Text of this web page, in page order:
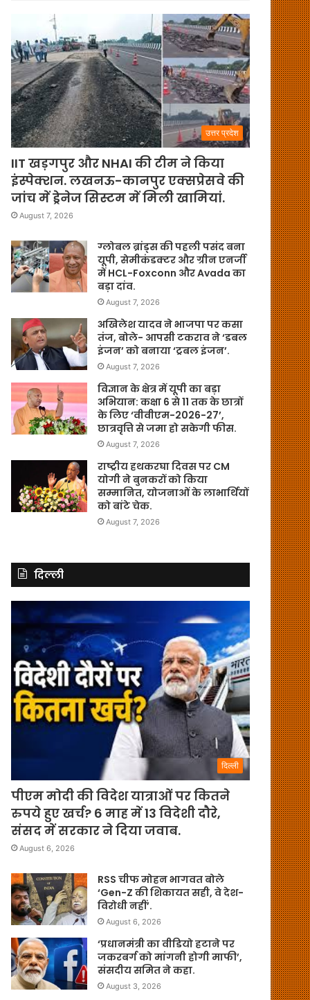
उत्तर प्रदेश
IIT खड़गपुर और NHAI की टीम ने किया
इंस्पेक्शन. लखनऊ-कानपुर एक्सप्रेसवे की
जांच में ड्रेनेज सिस्टम में मिली खामियां.
August 7, 2026
ग्लोबल ब्रांड्स की पहली पसंद बना
यूपी, सेमीकंडक्टर और ग्रीन एनर्जी
में HCL-Foxconn और Avada का
बड़ा दांव.
August 7, 2026
अखिलेश यादव ने भाजपा पर कसा
तंज, बोले- आपसी टकराव ने ‘डबल
इंजन’ को बनाया ‘ट्रबल इंजन’.
August 7, 2026
विज्ञान के क्षेत्र में यूपी का बड़ा
अभियान: कक्षा 6 से 11 तक के छात्रों
के लिए ‘वीवीएम-2026-27’,
छात्रवृत्ति से जमा हो सकेगी फीस.
August 7, 2026
राष्ट्रीय हथकरघा दिवस पर CM
योगी ने बुनकरों को किया
सम्मानित, योजनाओं के लाभार्थियों
को बांटे चेक.
August 7, 2026
दिल्ली
दिल्ली
पीएम मोदी की विदेश यात्राओं पर कितने
रुपये हुए खर्च? 6 माह में 13 विदेशी दौरे,
संसद में सरकार ने दिया जवाब.
August 6, 2026
RSS चीफ मोहन भागवत बोले
‘Gen-Z की शिकायत सही, वे देश-
विरोधी नहीं’.
August 6, 2026
‘प्रधानमंत्री का वीडियो हटाने पर
जकरबर्ग को मांगनी होगी माफी’,
संसदीय समित ने कहा.
August 3, 2026